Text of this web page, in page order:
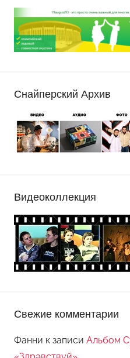
Снайперский Архив
Видеоколлекция
Свежие комментарии
Фанни к записи Альбом